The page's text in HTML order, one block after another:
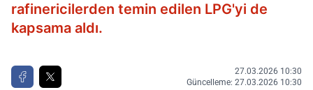
rafinericilerden temin edilen LPG'yi de
kapsama aldı.
27.03.2026 10:30
Güncelleme: 27.03.2026 10:30